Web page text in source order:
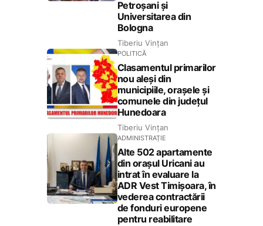
Petroșani și
Universitarea din
Bologna
Tiberiu Vințan
POLITICĂ
Clasamentul primarilor
nou aleși din
municipiile, orașele și
comunele din județul
Hunedoara
Tiberiu Vințan
ADMINISTRAȚIE
Alte 502 apartamente
din orașul Uricani au
intrat în evaluare la
ADR Vest Timișoara, în
vederea contractării
de fonduri europene
pentru reabilitare